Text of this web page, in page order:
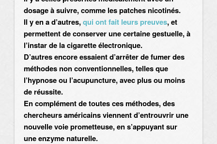
dosage à suivre, comme les patches nicotinés.
Il y en a d’autres,qui ont fait leurs preuves, et
permettent de conserver une certaine gestuelle, à
l’instar de la cigarette électronique.
D’autres encore essaient d’arrêter de fumer des
méthodes non conventionnelles, telles que
l’hypnose ou l’acupuncture, avec plus ou moins
de réussite.
En complément de toutes ces méthodes, des
chercheurs américains viennent d’entrouvrir une
nouvelle voie prometteuse, en s’appuyant sur
une enzyme naturelle.